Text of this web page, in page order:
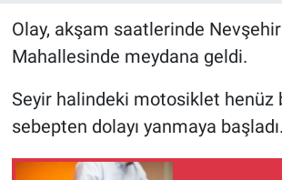
Olay, akşam saatlerinde
Mahallesinde meydana geldi.
Seyir halindeki motosiklet henüz
sebepten dolayı yanmaya başladı.